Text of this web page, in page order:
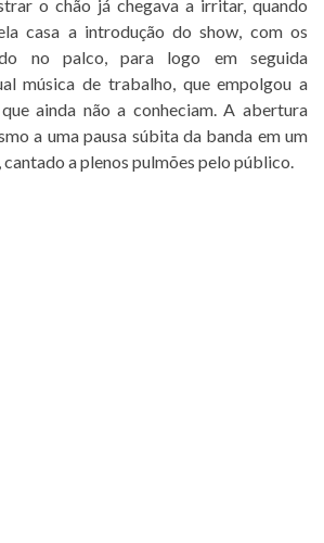
o chão já chegava a irritar, quando
casa a introdução do show, com os
no palco, para logo em seguida
música de trabalho, que empolgou a
ainda não a conheciam. A abertura
a uma pausa súbita da banda em um
a plenos pulmões pelo público.